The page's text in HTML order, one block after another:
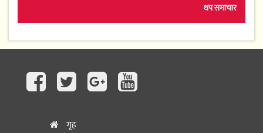
थप समाचार
गृह